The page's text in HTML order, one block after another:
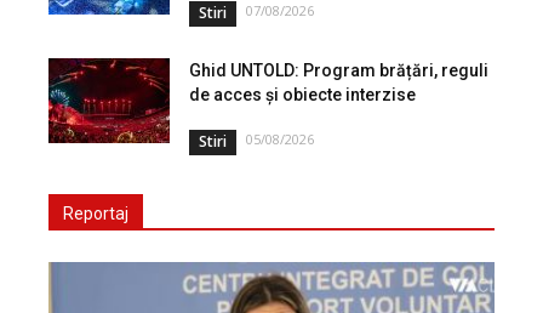
Stiri 07/08/2026
Ghid UNTOLD: Program brățări, reguli
de acces și obiecte interzise
Stiri 05/08/2026
Reportaj